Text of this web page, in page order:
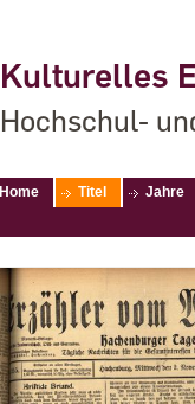
Kulturelles
Hochschul-
Home Titel Jahre